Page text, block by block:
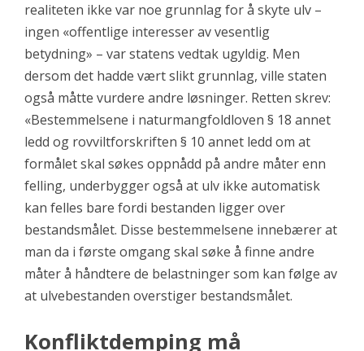
realiteten ikke var noe grunnlag for å skyte ulv –
ingen «offentlige interesser av vesentlig
betydning» – var statens vedtak ugyldig. Men
dersom det hadde vært slikt grunnlag, ville staten
også måtte vurdere andre løsninger. Retten skrev:
«Bestemmelsene i naturmangfoldloven § 18 annet
ledd og rovviltforskriften § 10 annet ledd om at
formålet skal søkes oppnådd på andre måter enn
felling, underbygger også at ulv ikke automatisk
kan felles bare fordi bestanden ligger over
bestandsmålet. Disse bestemmelsene innebærer at
man da i første omgang skal søke å finne andre
måter å håndtere de belastninger som kan følge av
at ulvebestanden overstiger bestandsmålet.
Konfliktdemping må